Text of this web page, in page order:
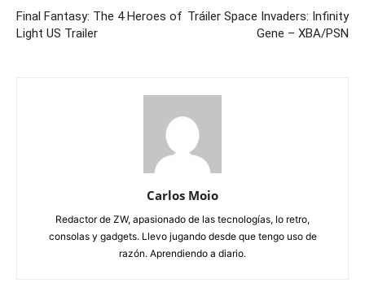
Final Fantasy: The 4 Heroes of
Light US Trailer
Tráiler Space Invaders: Infinity
Gene – XBA/PSN
Carlos Moio
Redactor de ZW, apasionado de las tecnologías, lo retro,
consolas y gadgets. Llevo jugando desde que tengo uso de
razón. Aprendiendo a diario.